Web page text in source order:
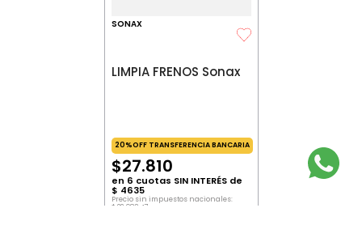
SONAX
LIMPIA FRENOS Sonax
20%OFF TRANSFERENCIA BANCARIA
$27.810
en 6 cuotas SIN INTERÉS de
$ 4635
Precio sin impuestos nacionales:
$ 22. 983 47